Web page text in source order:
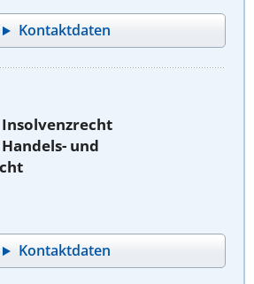
Kontaktdaten
und
Kontaktdaten